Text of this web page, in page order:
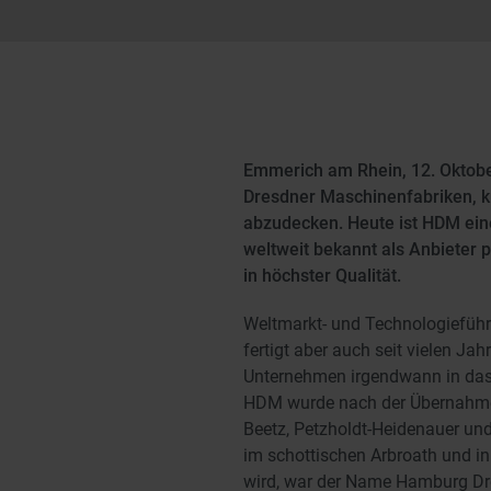
Emmerich am Rhein, 12.
Dresdner Maschinenfabriken,
abzudecken. Heute ist HDM
weltweit bekannt als Anbieter
in höchster Qualität.
Weltmarkt- und
fertigt aber auch seit vielen
Unternehmen irgendwann in
HDM wurde nach der
Beetz, Petzholdt-Heidenauer
im schottischen Arbroath und
wird, war der Name Hamburg